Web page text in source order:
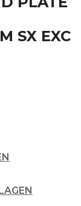
SX EXC